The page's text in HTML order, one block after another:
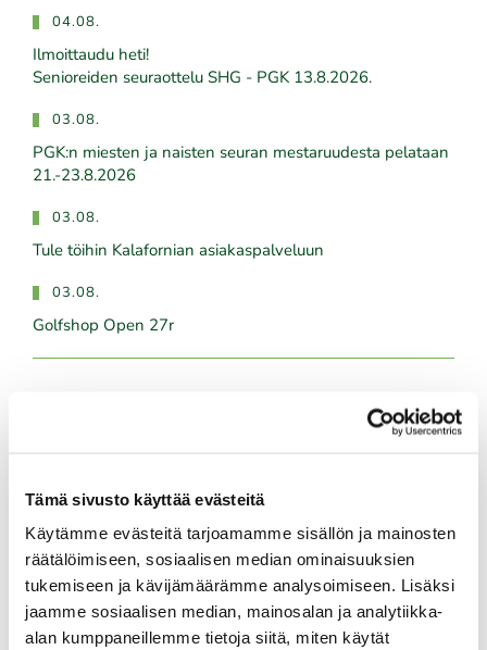
Tämä sivusto käyttää evästeitä
Käytämme evästeitä tarjoamamme sisällön ja mainosten
räätälöimiseen, sosiaalisen median ominaisuuksien
tukemiseen ja kävijämäärämme analysoimiseen. Lisäksi
jaamme sosiaalisen median, mainosalan ja analytiikka-
alan kumppaneillemme tietoja siitä, miten käytät
04.08.
Ilmoittaudu heti!
​​​​​​​Senioreiden seuraottelu SHG - PGK 13.8.2026.
03.08.
PGK:n miesten ja naisten seuran mestaruudesta pelataan
21.-23.8.2026
03.08.
Tule töihin Kalafornian asiakaspalveluun
03.08.
Golfshop Open 27r
IKH Milwaukee Open
Green Card kurssi Ma 10.8. klo 17-21